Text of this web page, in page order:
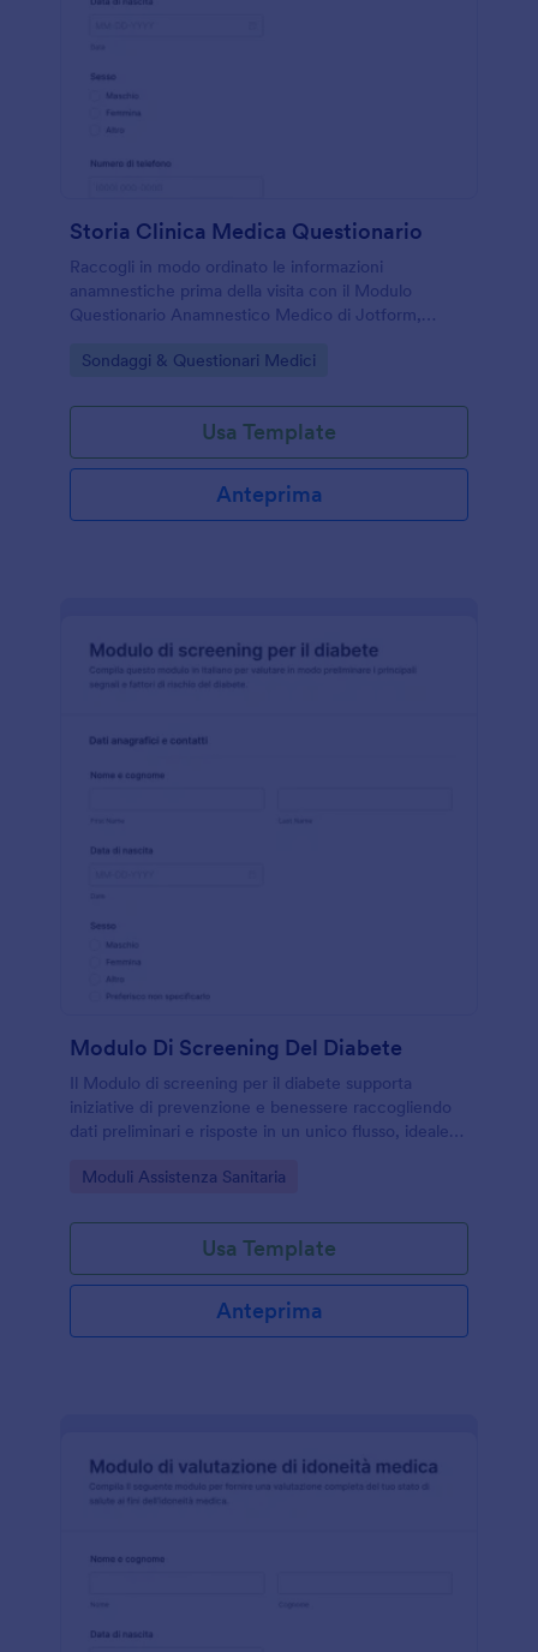
Storia Clinica Medica Questionario
Raccogli in modo ordinato le informazioni
anamnestiche prima della visita con il Modulo
Questionario Anamnestico Medico di Jotform,
sanitari che gestiscono la raccolta dati online.
Go to Category:
Sondaggi & Questionari Medici
Usa Template
Anteprima
Modulo Di Screening Del Diabete
Il Modulo di screening per il diabete supporta
iniziative di prevenzione e benessere raccogliendo
dati preliminari e risposte in un unico flusso, ideale
organizzazioni no profit.
Go to Category:
Moduli Assistenza Sanitaria
Usa Template
Anteprima